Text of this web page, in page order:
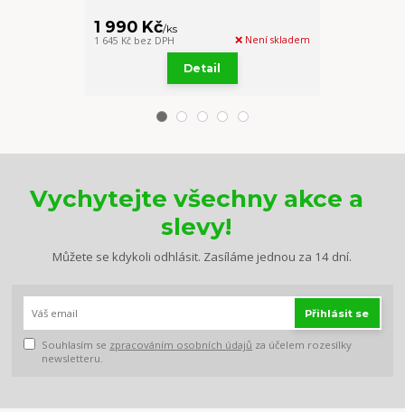
1 990 Kč/ks
1 645 Kč bez DPH ❌ Není skladem
Detail
Vychytejte všechny akce a
slevy!
Můžete se kdykoli odhlásit. Zasíláme jednou za 14 dní.
Přihlásit se
Souhlasím se zpracováním osobních údajů za účelem rozesílky
newsletteru.